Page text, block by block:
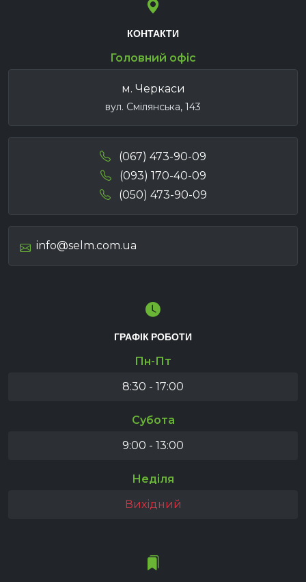
КОНТАКТИ
Головний офіс
м. Черкаси
вул. Смілянська, 143
(067) 473-90-09
(093) 170-40-09
(050) 473-90-09
info@selm.com.ua
ГРАФІК РОБОТИ
Пн-Пт
8:30 - 17:00
Субота
9:00 - 13:00
Неділя
Вихідний